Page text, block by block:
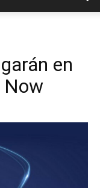
en
Now